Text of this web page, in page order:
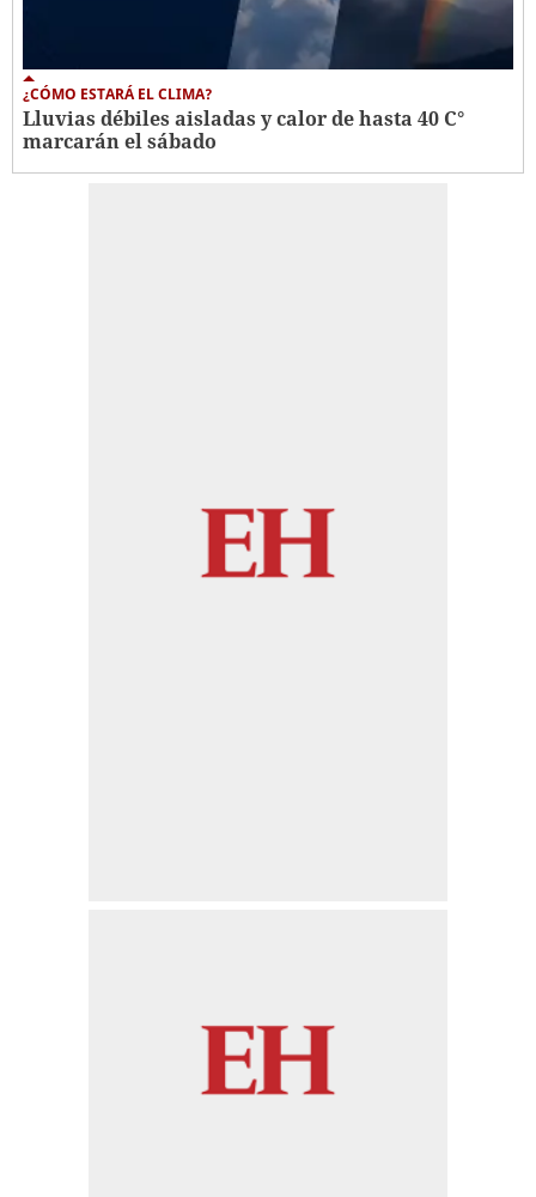
¿CÓMO ESTARÁ EL CLIMA?
Lluvias débiles aisladas y calor de hasta 40 C°
marcarán el sábado